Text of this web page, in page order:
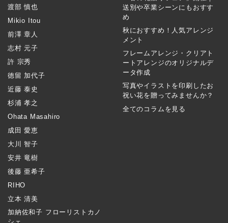
渡部 慎也
Mikio Itou
前澤 章人
志村 元子
許 宗秀
徳留 加代子
近藤 泰史
杉浦 孝之
Ohata Masahiro
成田 愛恵
大川 智子
安井 竜樹
後藤 亜希子
RIHO
立本 清美
加納佐和子 フローリストカノ
送別や卒業シーンにもおすす
め
秋におすすめ！人気アレンジ
メント
フレームアレンジ・クリアト
ートアレンジのオリジナルデ
ータ作成
写真やイラストを印刷したお
祝い花を贈ってみませんか？
全てのコラムを見る